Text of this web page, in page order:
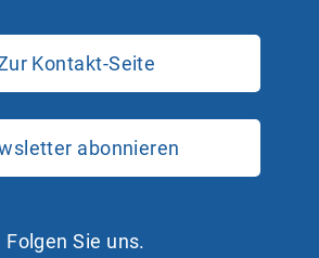
Kontakt-Seite
abonnieren
Folgen Sie uns.